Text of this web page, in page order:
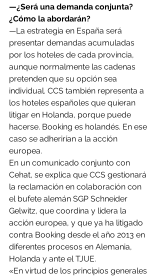
—¿Será una demanda conjunta?
¿Cómo la abordarán?
—La estrategia en España será
presentar demandas acumuladas
por los hoteles de cada provincia,
aunque normalmente las cadenas
pretenden que su opción sea
individual. CCS también representa a
los hoteles españoles que quieran
litigar en Holanda, porque puede
hacerse. Booking es holandés. En ese
caso se adherirían a la acción
europea.
En un comunicado conjunto con
Cehat, se explica que CCS gestionará
la reclamación en colaboración con
el bufete alemán SGP Schneider
Gelwitz, que coordina y lidera la
acción europea, y que ya ha litigado
contra Booking desde el año 2013 en
diferentes procesos en Alemania,
Holanda y ante el TJUE.
«En virtud de los principios generales